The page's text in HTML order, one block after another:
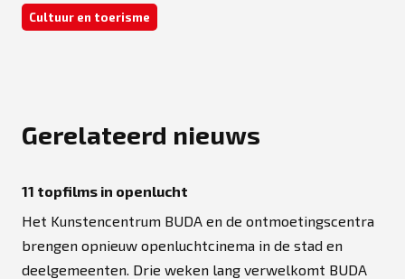
Cultuur en toerisme
Gerelateerd nieuws
11 topfilms in openlucht
Het Kunstencentrum BUDA en de ontmoetingscentra
brengen opnieuw openluchtcinema in de stad en
deelgemeenten. Drie weken lang verwelkomt BUDA